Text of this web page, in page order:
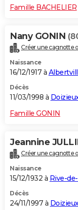
Famille BACHELIER
Nany GONIN
Créer une cagnotte
Naissance
16/12/1917 à
Décès
11/03/1998 à
Famille GONIN
Jeannine
Créer une cagnotte
Naissance
15/12/1932 à Rive-
Décès
24/11/1997 à